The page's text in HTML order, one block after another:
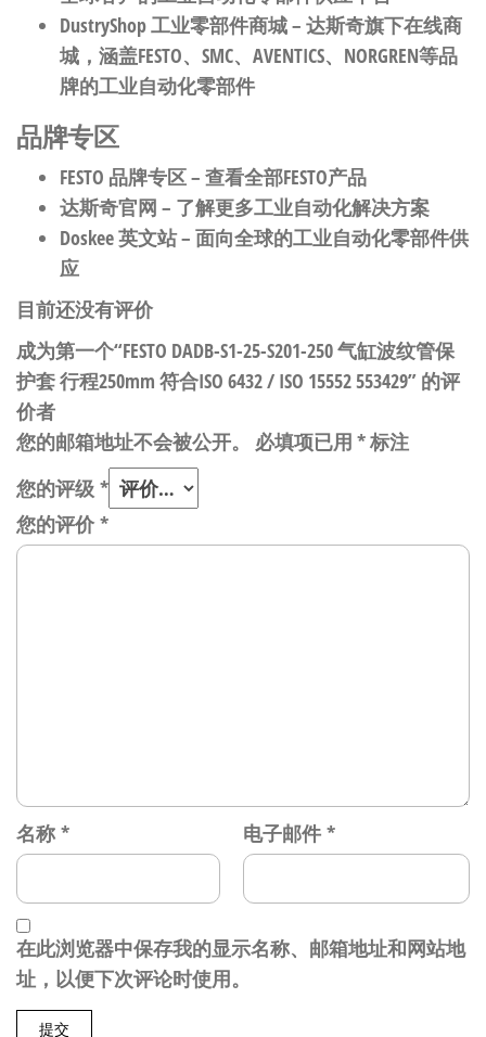
DustryShop 工业零部件商城– 达斯奇旗下在线商
城，涵盖FESTO、SMC、AVENTICS、NORGREN等品
牌的工业自动化零部件
品牌专区
FESTO 品牌专区– 查看全部FESTO产品
达斯奇官网 – 了解更多工业自动化解决方案
Doskee 英文站– 面向全球的工业自动化零部件供
应
目前还没有评价
成为第一个“FESTO DADB-S1-25-S201-250 气缸波纹管保
护套 行程250mm 符合ISO 6432 / ISO 15552 553429” 的评
价者
您的邮箱地址不会被公开。
必填项已用 *标注
您的评级 *
您的评价*
名称 * 电子邮件 *
在此浏览器中保存我的显示名称、邮箱地址和网站地
址，以便下次评论时使用。